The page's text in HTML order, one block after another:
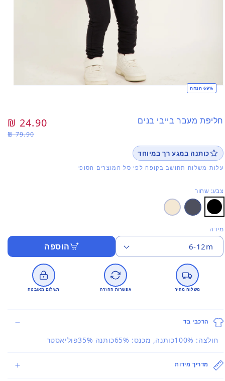
69% הנחה
חליפת מעבר בייבי בנים
מחיר
רגיל79.90 ₪
24.90 ₪
כותנה במגע רך במיוחד
עלות משלוח תחושב בקופה לפי סל המוצרים הסופי
צבע: שחור
מידה
הוספה
משלוח מהיר אפשרות החזרה תשלום מאובטח
הרכבי בד
חולצה: 100%כותנה, מכנס: 65%כותנה 35%פוליאסטר
מדריך מידות